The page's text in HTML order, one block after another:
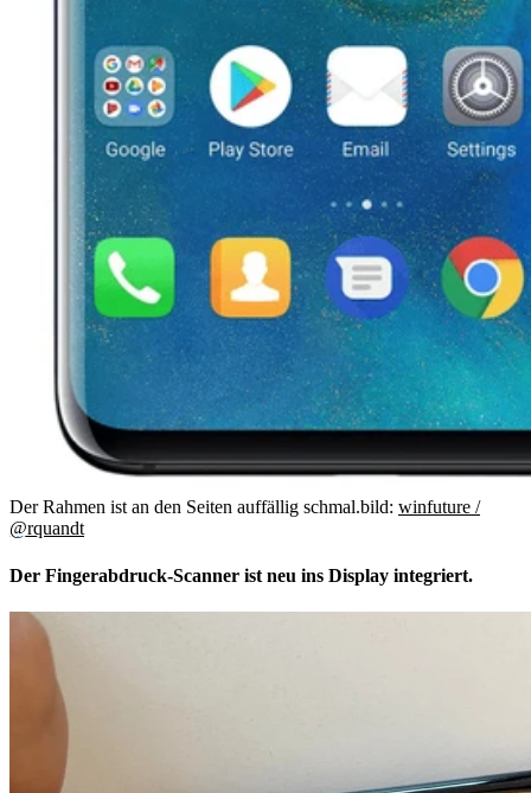
Der Rahmen ist an den Seiten auffällig schmal.bild: winfuture /
@rquandt
Der Fingerabdruck-Scanner ist neu ins Display integriert.